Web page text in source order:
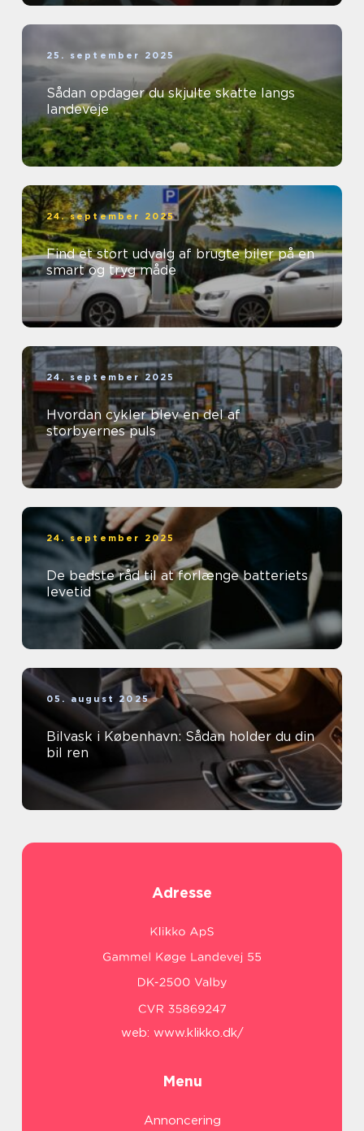
25. september 2025
Sådan opdager du skjulte skatte langs
landeveje
24. september 2025
Find et stort udvalg af brugte biler på en
smart og tryg måde
24. september 2025
Hvordan cykler blev en del af
storbyernes puls
24. september 2025
De bedste råd til at forlænge batteriets
levetid
05. august 2025
Bilvask i København: Sådan holder du din
bil ren
Adresse
web: www.klikko.dk/
Menu
Annoncering